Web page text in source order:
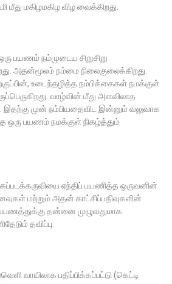
மீது மகிழமகிழ விழ வைக்கிறது.
பயணம் நம்முடைய சிறுசிறு
அதன்மூலம் நம்மை நிலைகுலைக்கிறது.
உடைந்தழித்த நம்பிக்கைகள் நமக்குள்
வாழ்வின் மீது அளவிலாத
இதற்கு முன் நம்பியதைவிட இன்னும் வலுவாக
பயணம் நமக்குள் நிகழ்த்தும்
ஏந்திப் பயணித்த ஒருவனின்
மற்றும் அதன் காட்சிப்பதிவுகளின்
தன்னை முழுவதுமாக
தவிப்பு.
வாயிலாக பதிப்பிக்கப்பட்டு (கெட்டி